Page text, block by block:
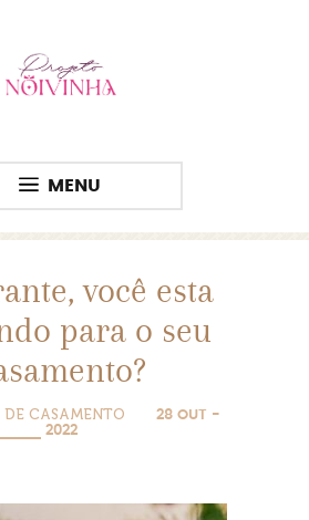
MENU
você esta
para o seu
DE CASAMENTO
28 OUT -
2022